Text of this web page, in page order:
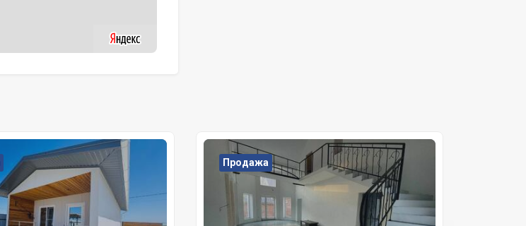
Продажа